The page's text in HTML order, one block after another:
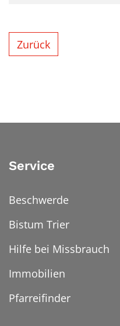
Zurück
Service
Beschwerde
Bistum Trier
Hilfe bei Missbrauch
Immobilien
Pfarreifinder